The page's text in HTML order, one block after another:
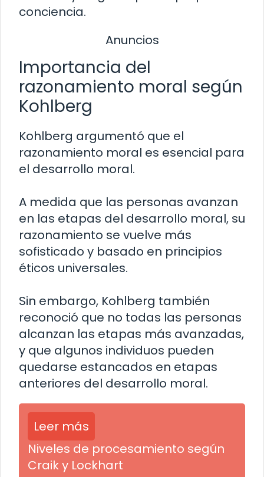
conciencia.
Anuncios
Importancia del
razonamiento moral según
Kohlberg
Kohlberg argumentó que el
razonamiento moral es esencial para
el desarrollo moral.
A medida que las personas avanzan
en las etapas del desarrollo moral, su
razonamiento se vuelve más
sofisticado y basado en principios
éticos universales.
Sin embargo, Kohlberg también
reconoció que no todas las personas
alcanzan las etapas más avanzadas,
y que algunos individuos pueden
quedarse estancados en etapas
anteriores del desarrollo moral.
Leer más
Niveles de procesamiento según
Craik y Lockhart